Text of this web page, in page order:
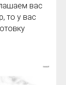
вас
то у вас